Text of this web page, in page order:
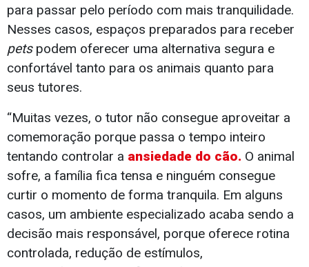
para passar pelo período com mais tranquilidade.
Nesses casos, espaços preparados para receber
pets podem oferecer uma alternativa segura e
confortável tanto para os animais quanto para
seus tutores.
“Muitas vezes, o tutor não consegue aproveitar a
comemoração porque passa o tempo inteiro
tentando controlar a ansiedade do cão. O animal
sofre, a família fica tensa e ninguém consegue
curtir o momento de forma tranquila. Em alguns
casos, um ambiente especializado acaba sendo a
decisão mais responsável, porque oferece rotina
controlada, redução de estímulos,